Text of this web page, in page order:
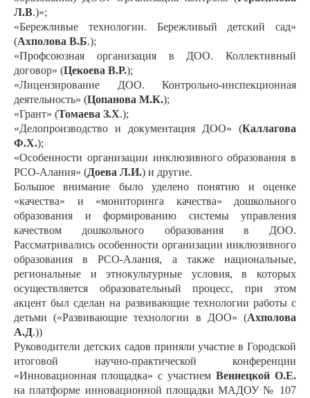
Л.В.)»;
«Бережливые технологии. Бережливый детский сад»
(Ахполова В.Б.);
«Профсоюзная организация в ДОО. Коллективный
договор» (Цекоева В.Р.);
«Лицензирование ДОО. Контрольно-инспекционная
деятельность» (Цопанова М.К.);
«Грант» (Томаева З.Х.);
«Делопроизводство и документация ДОО» (Каллагова
Ф.Х.);
«Особенности организации инклюзивного образования в
РСО-Алания» (Доева Л.И.) и другие.
Большое внимание было уделено понятию и оценке
«качества» и «мониторинга качества» дошкольного
образования и формированию системы управления
качеством дошкольного образования в ДОО.
Рассматривались особенности организации инклюзивного
образования в РСО-Алания, а также национальные,
региональные и этнокультурные условия, в которых
осуществляется образовательный процесс, при этом
акцент был сделан на развивающие технологии работы с
детьми («Развивающие технологии в ДОО» (Ахполова
А.Д.))
Руководители детских садов приняли участие в Городской
итоговой научно-практической конференции
«Инновационная площадка» с участием Веннецкой О.Е.
на платформе инновационной площадки МАДОУ № 107